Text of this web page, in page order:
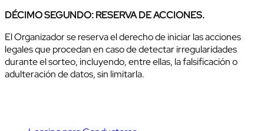
DÉCIMO SEGUNDO: RESERVA DE ACCIONES.
El Organizador se reserva el derecho de iniciar las acciones
legales que procedan en caso de detectar irregularidades
durante el sorteo, incluyendo, entre ellas, la falsificación o
adulteración de datos, sin limitarla.